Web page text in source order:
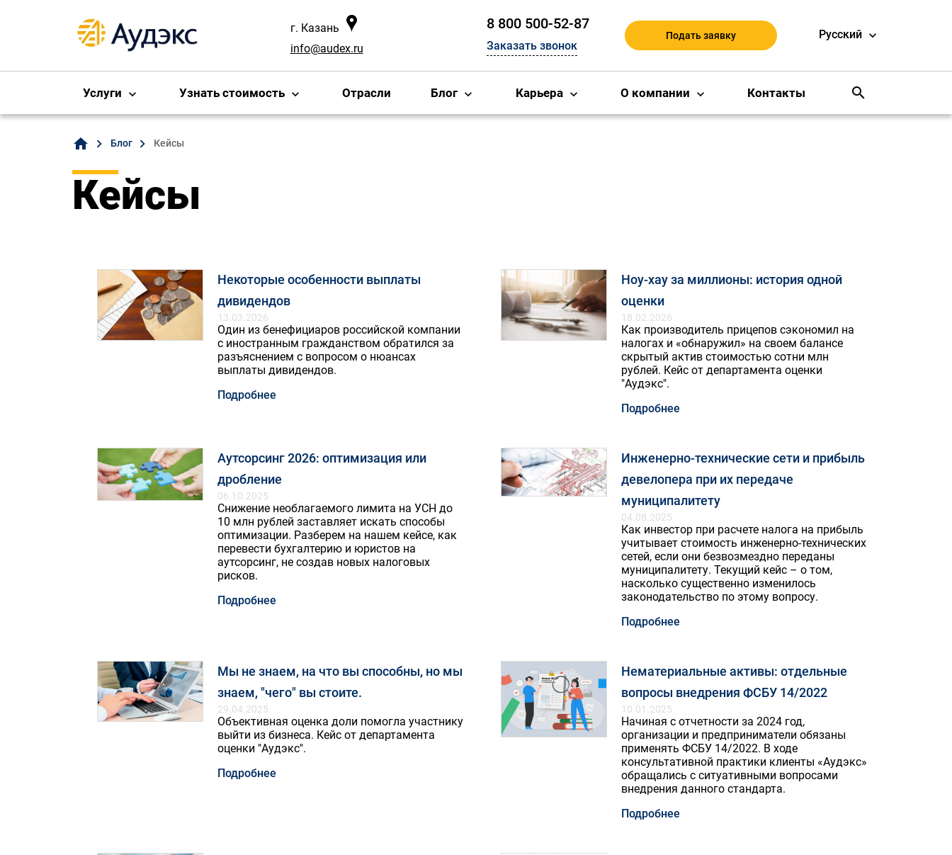
г. Казань
info@audex.ru
8 800 500-52-87
Заказать звонок
Подать заявку Русский
Услуги Узнать стоимость Отрасли Блог Карьера О компании Контакты search
home Блог Кейсы
Кейсы
Некоторые особенности выплаты
дивидендов
13.03.2026
Один из бенефициаров российской компании
с иностранным гражданством обратился за
разъяснением с вопросом о нюансах
выплаты дивидендов.
Подробнее
Ноу-хау за миллионы: история одной
оценки
18.02.2026
Как производитель прицепов сэкономил на
налогах и «обнаружил» на своем балансе
скрытый актив стоимостью сотни млн
рублей. Кейс от департамента оценки
"Аудэкс".
Подробнее
Аутсорсинг 2026: оптимизация или
дробление
06.10.2025
Снижение необлагаемого лимита на УСН до
10 млн рублей заставляет искать способы
оптимизации. Разберем на нашем кейсе, как
перевести бухгалтерию и юристов на
аутсорсинг, не создав новых налоговых
рисков.
Подробнее
Инженерно-технические сети и прибыль
девелопера при их передаче
муниципалитету
04.08.2025
Как инвестор при расчете налога на прибыль
учитывает стоимость инженерно-технических
сетей, если они безвозмездно переданы
муниципалитету. Текущий кейс – о том,
насколько существенно изменилось
законодательство по этому вопросу.
Подробнее
Мы не знаем, на что вы способны, но мы
знаем, "чего" вы стоите.
29.04.2025
Объективная оценка доли помогла участнику
выйти из бизнеса. Кейс от департамента
оценки "Аудэкс".
Подробнее
Нематериальные активы: отдельные
вопросы внедрения ФСБУ 14/2022
10.01.2025
Начиная с отчетности за 2024 год,
организации и предприниматели обязаны
применять ФСБУ 14/2022. В ходе
консультативной практики клиенты «Аудэкс»
обращались с ситуативными вопросами
внедрения данного стандарта.
Подробнее